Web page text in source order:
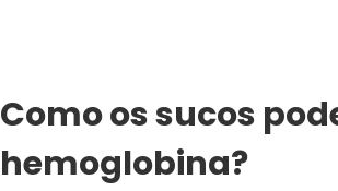
Como os sucos
hemoglobina?